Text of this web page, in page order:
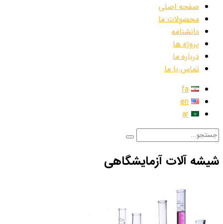
صفحه اصلی
محصولات ما
دانشنامه
پروژه ها
درباره ما
تماس با ما
fa
en
ar
شیشه آلات آزمایشگاهی